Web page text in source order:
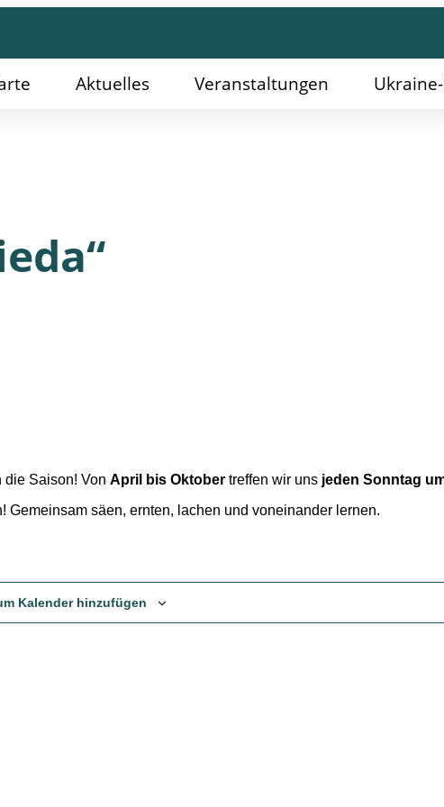
Aktuelles Veranstaltungen
die Saison! Von April bis Oktober treffen wir uns jeden Sonntag
Gemeinsam säen, ernten, lachen und voneinander lernen.
Kalender hinzufügen